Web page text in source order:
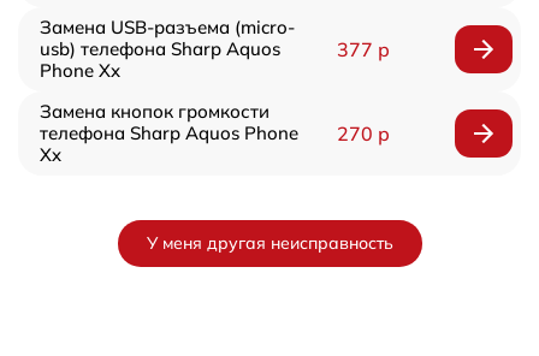
Замена USB-разъема (micro-
usb) телефона Sharp Aquos
Phone Xx
377 р
Замена кнопок громкости
телефона Sharp Aquos Phone
Xx
270 р
У меня другая неисправность